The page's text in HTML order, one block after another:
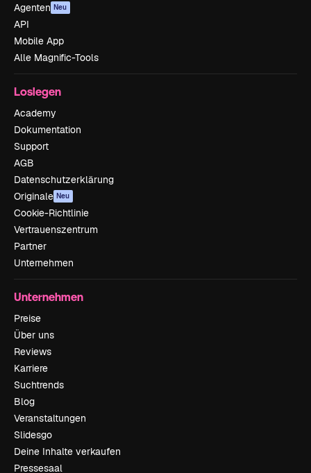
Agenten Neu
API
Mobile App
Alle Magnific-Tools
Loslegen
Academy
Dokumentation
Support
AGB
Datenschutzerklärung
Originale Neu
Cookie-Richtlinie
Vertrauenszentrum
Partner
Unternehmen
Unternehmen
Preise
Über uns
Reviews
Karriere
Suchtrends
Blog
Veranstaltungen
Slidesgo
Deine Inhalte verkaufen
Pressesaal